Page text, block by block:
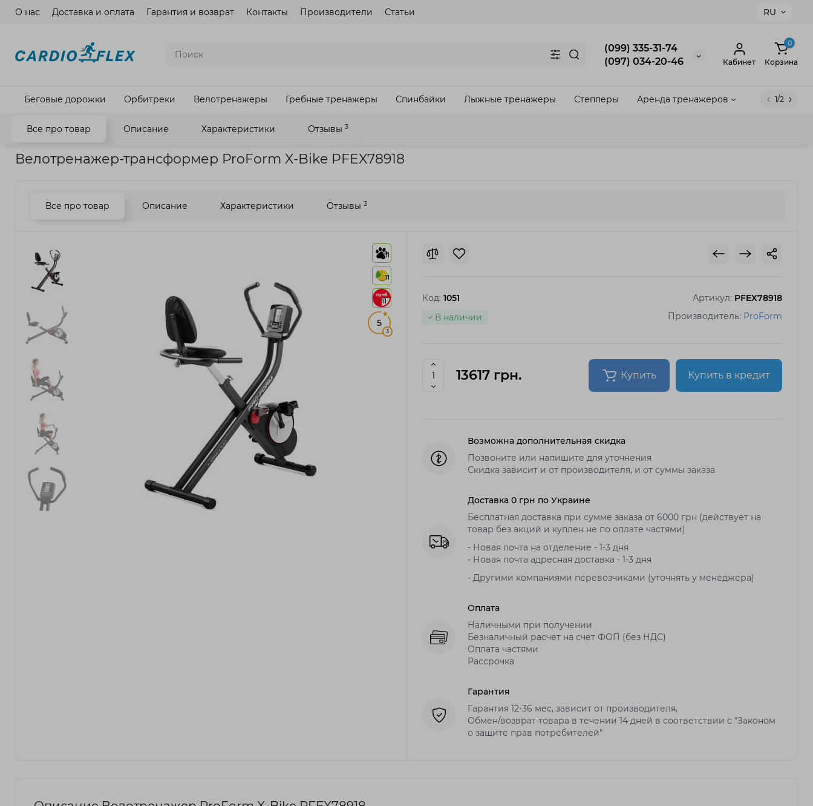
О нас Доставка и оплата Гарантия и возврат Контакты Производители Статьи RU
(099) 335-31-74
(097) 034-20-46
Кабинет
0
Корзина
Беговые дорожки Орбитреки Велотренажеры Гребные тренажеры Спинбайки Лыжные тренажеры Степперы Аренда тренажеров 1/2
Все про товар Описание Характеристики Отзывы 3
Главная Кардиотренажеры Велотренажеры Велотренажер ProForm X-Bike PFEX78918
Велотренажер-трансформер ProForm X-Bike PFEX78918
Закрыть
Все про товар Описание Характеристики Отзывы 3
11
11
11
5
3
Код: 1051 Артикул: PFEX78918
Производитель: ProForm
В наличии
13617 грн. Купить Купить в кредит
Возможна дополнительная скидка
Позвоните или напишите для уточнения
Скидка зависит и от производителя, и от суммы заказа
Доставка 0 грн по Украине
Бесплатная доставка при сумме заказа от 6000 грн (действует на
товар без акций и куплен не по оплате частями)
- Новая почта на отделение - 1-3 дня
- Новая почта адресная доставка - 1-3 дня
- Другими компаниями перевозчиками (уточнять у менеджера)
Оплата
Наличными при получении
Безналичный расчет на счет ФОП (без НДС)
Оплата частями
Рассрочка
Гарантия
Гарантия 12-36 мес, зависит от производителя,
Обмен/возврат товара в течении 14 дней в соответствии с "Законом
о защите прав потребителей"